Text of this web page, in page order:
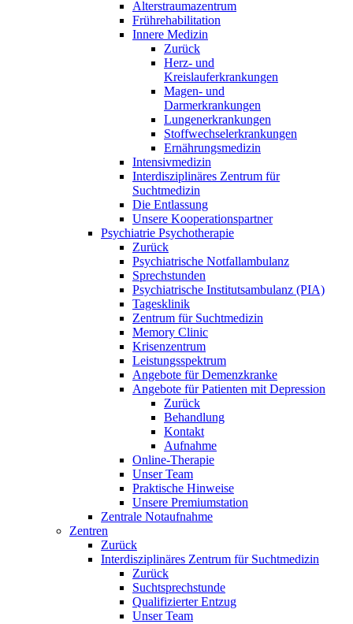
Alterstraumazentrum
Frührehabilitation
Innere Medizin
Zurück
Herz- und
Kreislauferkrankungen
Magen- und
Darmerkrankungen
Lungenerkrankungen
Stoffwechselerkrankungen
Ernährungsmedizin
Intensivmedizin
Interdisziplinäres Zentrum für
Suchtmedizin
Die Entlassung
Unsere Kooperationspartner
Psychiatrie Psychotherapie
Zurück
Psychiatrische Notfallambulanz
Sprechstunden
Psychiatrische Institutsambulanz (PIA)
Tagesklinik
Zentrum für Suchtmedizin
Memory Clinic
Krisenzentrum
Leistungsspektrum
Angebote für Demenzkranke
Angebote für Patienten mit Depression
Zurück
Behandlung
Kontakt
Aufnahme
Online-Therapie
Unser Team
Praktische Hinweise
Unsere Premiumstation
Zentrale Notaufnahme
Zentren
Zurück
Interdisziplinäres Zentrum für Suchtmedizin
Zurück
Suchtsprechstunde
Qualifizierter Entzug
Unser Team